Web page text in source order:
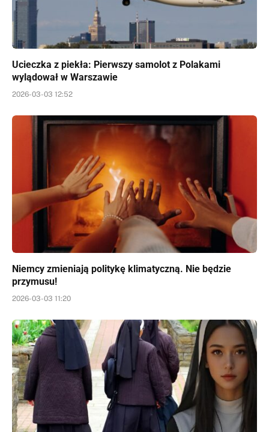
Ucieczka z piekła: Pierwszy samolot z Polakami
wylądował w Warszawie
2026-03-03 12:52
Niemcy zmieniają politykę klimatyczną. Nie będzie
przymusu!
2026-03-03 11:20